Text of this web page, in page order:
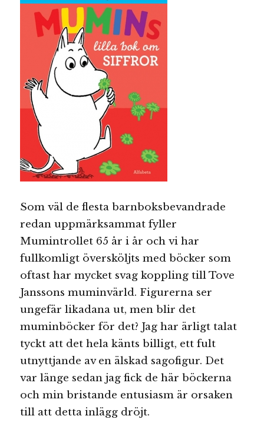
Som väl de flesta barnboksbevandrade
redan uppmärksammat fyller
Mumintrollet 65 år i år och vi har
fullkomligt översköljts med böcker som
oftast har mycket svag koppling till Tove
Janssons muminvärld. Figurerna ser
ungefär likadana ut, men blir det
muminböcker för det? Jag har ärligt talat
tyckt att det hela känts billigt, ett fult
utnyttjande av en älskad sagofigur. Det
var länge sedan jag fick de här böckerna
och min bristande entusiasm är orsaken
till att detta inlägg dröjt.